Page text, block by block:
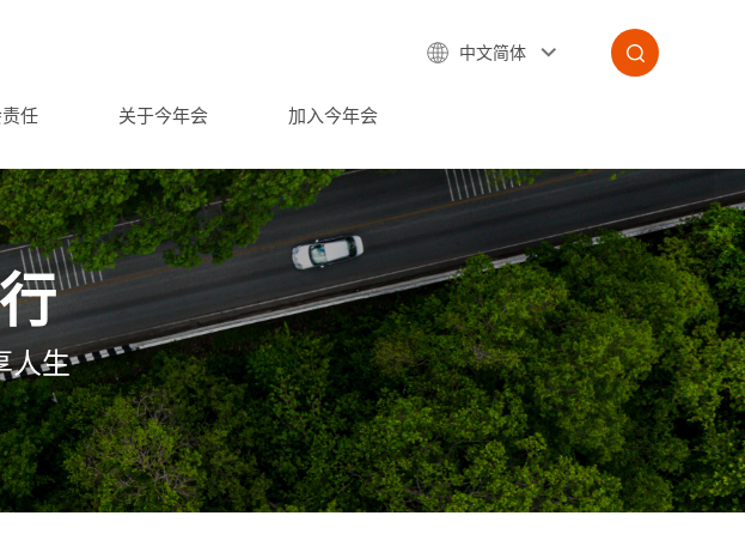
中文简体
任 关于今年会 加入今年会
人生